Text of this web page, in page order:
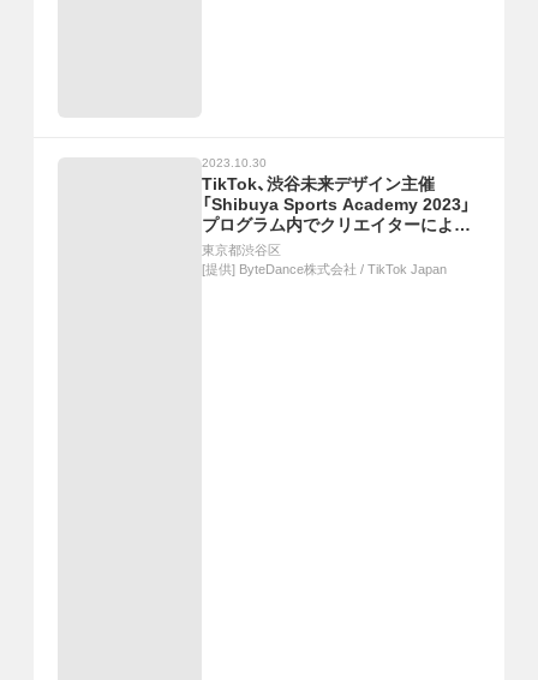
2023.10.30
TikTok、渋谷未来デザイン主催
「Shibuya Sports Academy 2023」
プログラム内でクリエイターによる
動画制作講座を実施。受講生が渋谷
でのハロウィンに向けたマナー啓発
東京都渋谷区
[提供] ByteDance株式会社 / TikTok Japan